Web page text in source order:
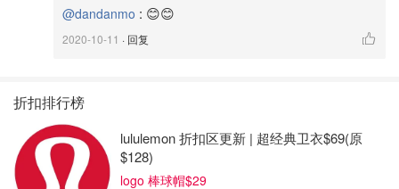
@dandanmo : 😊😊
2020-10-11 · 回复
折扣排行榜
lululemon 折扣区更新 | 超经典卫衣$69(原
$128)
logo 棒球帽$29